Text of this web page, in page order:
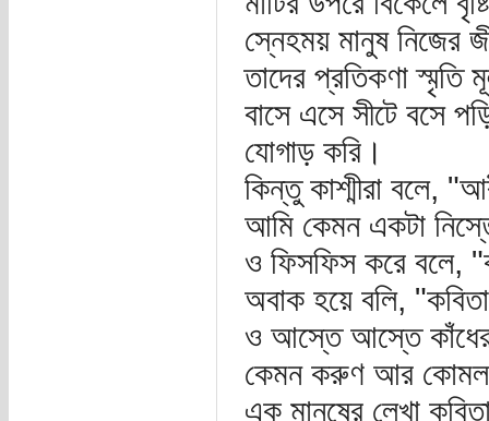
স্নেহময় মানুষ নিজের
তাদের প্রতিকণা স্মৃতি
বাসে এসে সীটে বসে
যোগাড় করি।
কিন্তু কাশ্মীরা বলে,
আমি কেমন একটা
ও ফিসফিস করে বলে,
অবাক হয়ে বলি,
ও আস্তে আস্তে কাঁধের
কেমন করুণ আর কোমল
এক মানুষের লেখা